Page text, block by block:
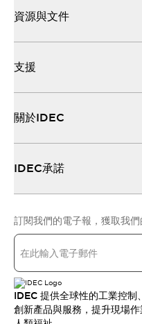
資源與文件
支援
關於IDEC
IDEC承諾
訂閱我們的電子報，獲取我
IDEC 提供全球性的工業控
創新產品與服務，提升現場